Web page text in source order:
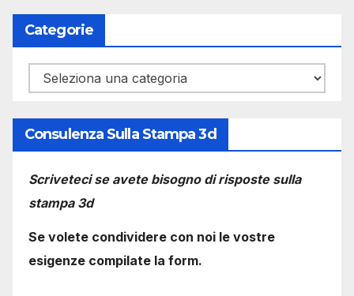
Categorie
Categorie
Consulenza Sulla Stampa 3d
Scriveteci se avete bisogno di risposte sulla
stampa 3d
Se volete condividere con noi le vostre
esigenze compilate la form.